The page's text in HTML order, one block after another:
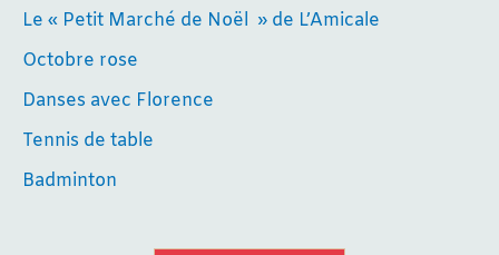
Le « Petit Marché de Noël » de L’Amicale
Octobre rose
Danses avec Florence
Tennis de table
Badminton